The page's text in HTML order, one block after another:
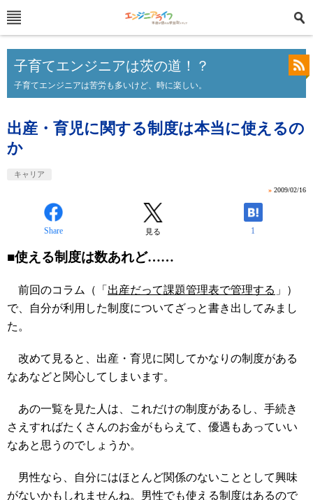
子育てエンジニアは茨の道！？
子育てエンジニアは苦労も多いけど、時に楽しい。
出産・育児に関する制度は本当に使えるの
か
キャリア
» 2009/02/16
Share 見る 1
■使える制度は数あれど……
前回のコラム（「 出産だって課題管理表で管理する 」）
で、自分が利用した制度についてざっと書き出してみまし
た。
改めて見ると、出産・育児に関してかなりの制度がある
なあなどと関心してしまいます。
あの一覧を見た人は、これだけの制度があるし、手続き
さえすればたくさんのお金がもらえて、優遇もあっていい
なあと思うのでしょうか。
男性なら、自分にはほとんど関係のないこととして興味
がないかもしれませんね。男性でも使える制度はあるので